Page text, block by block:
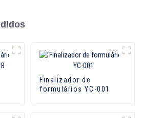
Finalizador de
formulários YC-001